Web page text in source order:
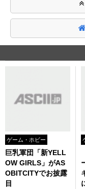
ゲーム・ホビー
巨乳軍団「新YELL
OW GIRLS」がAS
OBITCITYでお披露
目